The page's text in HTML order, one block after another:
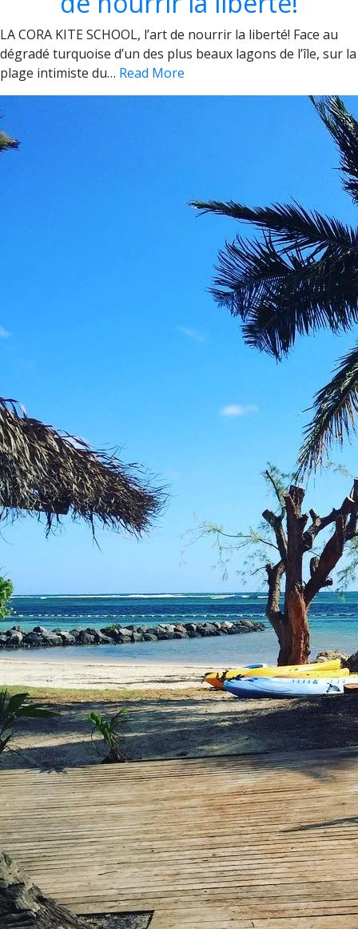
LA CORA KITE SCHOOL, l’art de nourrir la liberté! Face au
dégradé turquoise d’un des plus beaux lagons de l’île, sur la
plage intimiste du… Read More